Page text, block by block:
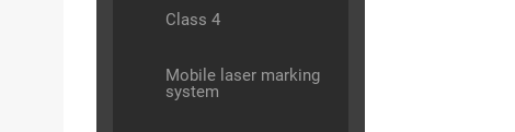
Class 4
Mobile laser marking
system